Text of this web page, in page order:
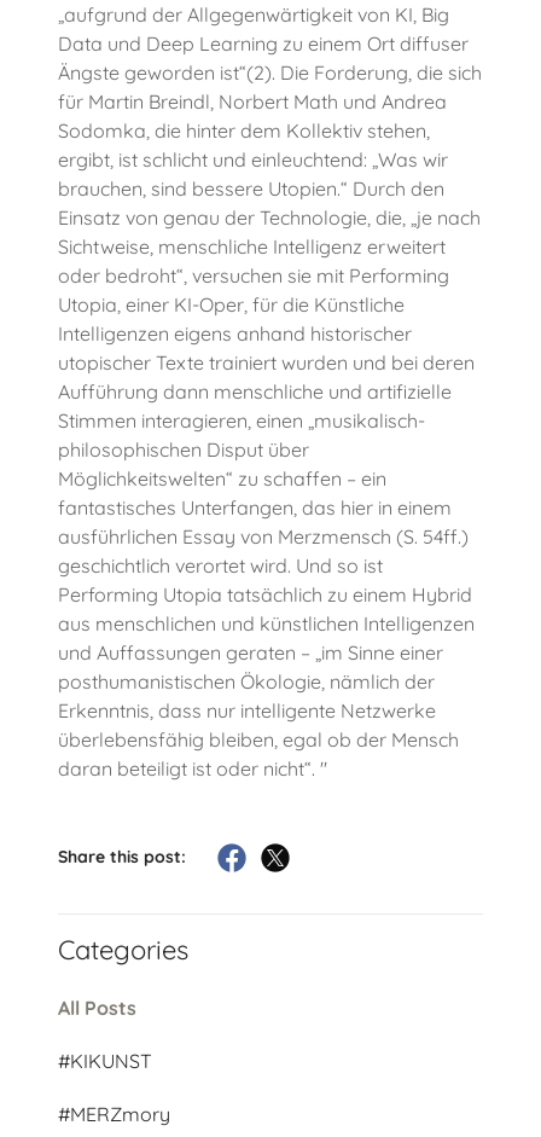
„aufgrund der Allgegenwärtigkeit von KI, Big
Data und Deep Learning zu einem Ort diffuser
Ängste geworden ist“(2). Die Forderung, die sich
für Martin Breindl, Norbert Math und Andrea
Sodomka, die hinter dem Kollektiv stehen,
ergibt, ist schlicht und einleuchtend: „Was wir
brauchen, sind bessere Utopien.“ Durch den
Einsatz von genau der Technologie, die, „je nach
Sichtweise, menschliche Intelligenz erweitert
oder bedroht“, versuchen sie mit Performing
Utopia, einer KI-Oper, für die Künstliche
Intelligenzen eigens anhand historischer
utopischer Texte trainiert wurden und bei deren
Aufführung dann menschliche und artifizielle
Stimmen interagieren, einen „musikalisch-
philosophischen Disput über
Möglichkeitswelten“ zu schaffen – ein
fantastisches Unterfangen, das hier in einem
ausführlichen Essay von Merzmensch (S. 54ff.)
geschichtlich verortet wird. Und so ist
Performing Utopia tatsächlich zu einem Hybrid
aus menschlichen und künstlichen Intelligenzen
und Auffassungen geraten – „im Sinne einer
posthumanistischen Ökologie, nämlich der
Erkenntnis, dass nur intelligente Netzwerke
überlebensfähig bleiben, egal ob der Mensch
daran beteiligt ist oder nicht“. "
Share this post:
Categories
All Posts
#KIKUNST
#MERZmory